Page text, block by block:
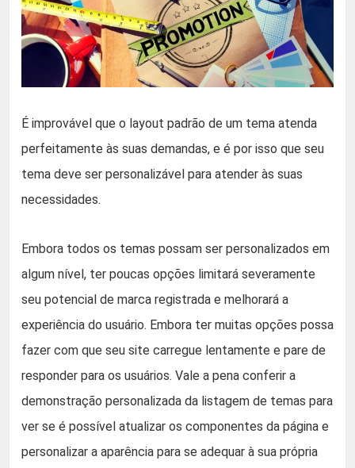
É improvável que o layout padrão de um tema atenda
perfeitamente às suas demandas, e é por isso que seu
tema deve ser personalizável para atender às suas
necessidades.
Embora todos os temas possam ser personalizados em
algum nível, ter poucas opções limitará severamente
seu potencial de marca registrada e melhorará a
experiência do usuário. Embora ter muitas opções possa
fazer com que seu site carregue lentamente e pare de
responder para os usuários. Vale a pena conferir a
demonstração personalizada da listagem de temas para
ver se é possível atualizar os componentes da página e
personalizar a aparência para se adequar à sua própria